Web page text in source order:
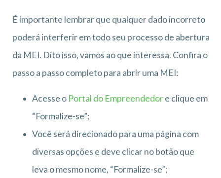
É importante lembrar que qualquer dado incorreto
poderá interferir em todo seu processo de abertura
da MEI. Dito isso, vamos ao que interessa. Confira o
passo a passo completo para abrir uma MEI:
Acesse o Portal do Empreendedore clique em
“Formalize-se”;
Você será direcionado para uma página com
diversas opções e deve clicar no botão que
leva o mesmo nome, “Formalize-se”;